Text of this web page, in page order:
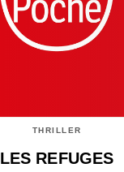
THRILLER
LES REFUGES